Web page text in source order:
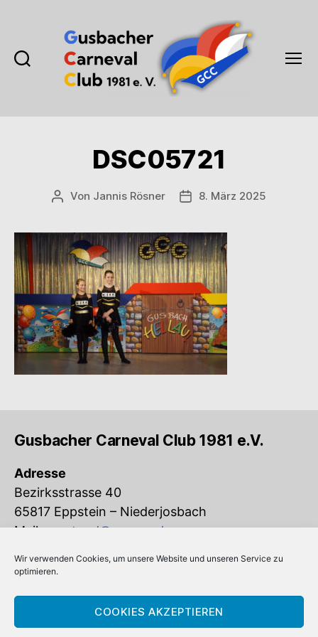
Wir verwenden Cookies, um unsere Website und unseren Service zu
optimieren.
COOKIES AKZEPTIEREN
1981
e.V.
DSC05721
Beitragsautor
Von Jannis Rösner Veröffentlichungsdatum
8. März 2025
Gusbacher Carneval Club 1981 e.V.
Adresse
Bezirksstrasse 40
65817 Eppstein – Niederjosbach
Mail:vorstand@gcc-ev.de
Eingetragen im Vereinsregister beim
Amtsgericht Königstein (VR 832)